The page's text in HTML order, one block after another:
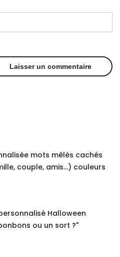
mots mêlés cachés
couple, amis...) couleurs
Halloween
ou un sort ?"